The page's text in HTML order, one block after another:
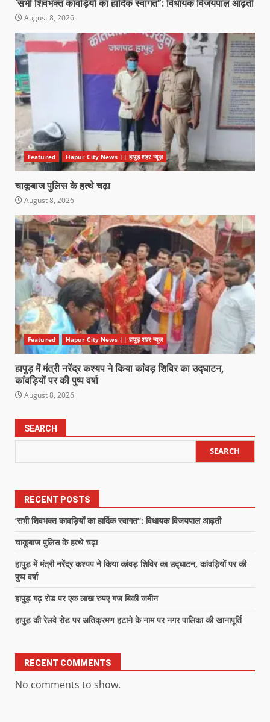
‘सभी शिवभक्त कावड़ियों का हार्दिक स्वागत”: विधायक विजयपाल आढ़ती
August 8, 2026
Featured Hapur City News || हापुड़ शहर न्यूज़
चाकूबाज पुलिस के हत्थे चढ़ा
August 8, 2026
Featured Hapur City News || हापुड़ शहर न्यूज़
हापुड़ में मंत्री नरेंद्र कश्यप ने किया कांवड़ शिविर का उद्घाटन,
कांवड़ियों पर की पुष्प वर्षा
August 8, 2026
SEARCH
SEARCH
RECENT POSTS
‘सभी शिवभक्त कावड़ियों का हार्दिक स्वागत”: विधायक विजयपाल आढ़ती
चाकूबाज पुलिस के हत्थे चढ़ा
हापुड़ में मंत्री नरेंद्र कश्यप ने किया कांवड़ शिविर का उद्घाटन, कांवड़ियों पर की
पुष्प वर्षा
हापुड़ गढ़ रोड पर एक लाख रुपए गज बिकी जमीन
हापुड़ की रेलवे रोड पर अतिक्रमण हटाने के नाम पर नगर पालिका की खानापूर्ति
RECENT COMMENTS
No comments to show.